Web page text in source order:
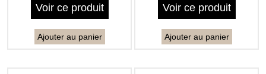
Voir ce produit
Ajouter au panier
Voir ce produit
Ajouter au panier